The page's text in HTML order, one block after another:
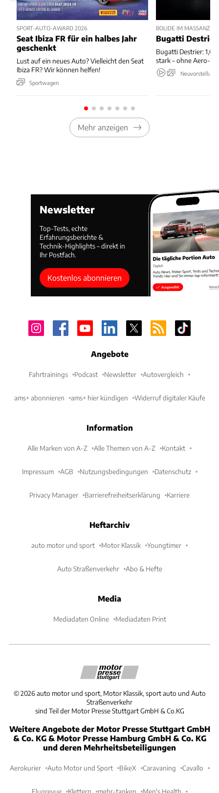
SPORT-AUTO-AWARD 2026
Seat Ibiza FR für ein halbes Jahr
geschenkt
Lust auf ein neues Auto? Vielleicht den Seat
Ibiza FR? Wir können helfen!
Sportwagen
BOLIDE IM MASSANZUG
Bugatti
Bugatti Destrier: 1,00
stark – ohne Aero-
Mehr anzeigen
Newsletter
Top-Tests, echte
Erfahrungsberichte &
Technik-Highlights – direkt in
Ihr Postfach.
Kostenlos abonnieren
Angebote
Fahrtrainings Podcast Newsletter Autovergleich
ams+ abonnieren ams+ hier kündigen Widerruf digitaler Käufe
Information
Alle Marken von A-Z Alle Themen von A-Z Kontakt
Impressum AGB Nutzungsbedingungen Datenschutz
Privacy Manager Barrierefreiheitserklärung Karriere
Heftarchiv
auto motor und sport Motor Klassik Youngtimer
Auto Straßenverkehr Abo & Hefte
Media
Mediadaten Online Mediadaten Print
©2026 auto motor und sport, Motor Klassik, sport auto und Auto
Straßenverkehr
sind Teil der Motor Presse Stuttgart GmbH & Co.KG
Weitere Angebote der Motor Presse Stuttgart GmbH
& Co. KG & Motor Presse Hamburg GmbH & Co. KG
und deren Mehrheitsbeteiligungen
Aerokurier Auto Motor und Sport BikeX Caravaning Cavallo
Flugrevue Klettern mehr-tanken Men's Health